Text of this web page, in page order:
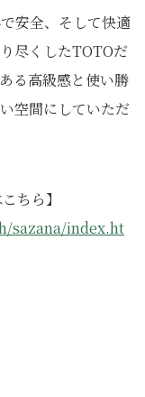
安全、そして快適
尽くしたTOTOだ
る高級感と使い勝
空間にしていただ
ちら】
sazana/index.ht